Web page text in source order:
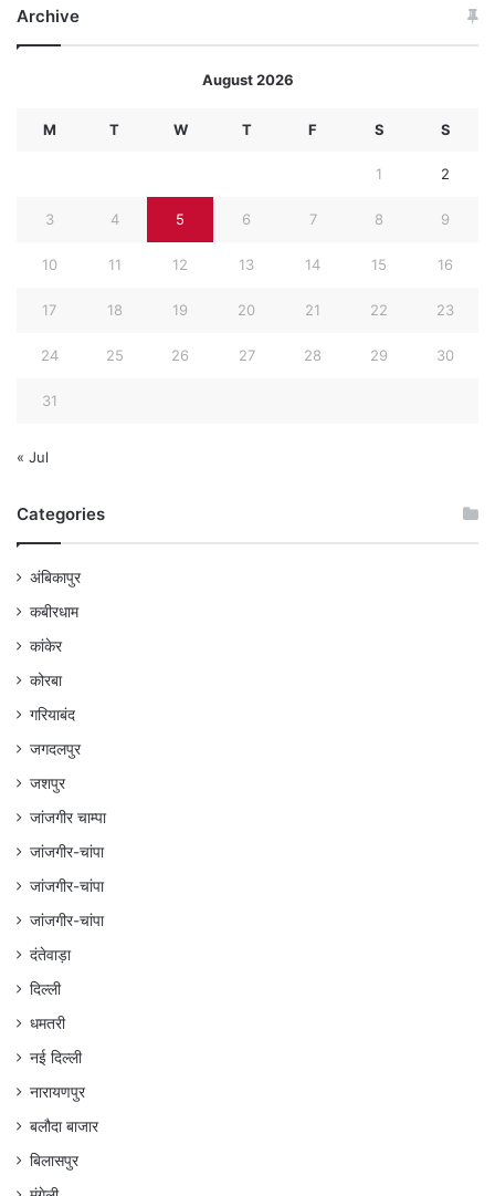
Archive
August 2026
M T W T F S S
1 2
3 4 5 6 7 8 9
10 11 12 13 14 15 16
17 18 19 20 21 22 23
24 25 26 27 28 29 30
31
« Jul
Categories
अंबिकापुर
कबीरधाम
कांकेर
कोरबा
गरियाबंद
जगदलपुर
जशपुर
जांजगीर चाम्पा
जांजगीर-चांपा
जांजगीर-चांपा
जांजगीर-चांपा
दंतेवाड़ा
दिल्ली
धमतरी
नई दिल्ली
नारायणपुर
बलौदा बाजार
बिलासपुर